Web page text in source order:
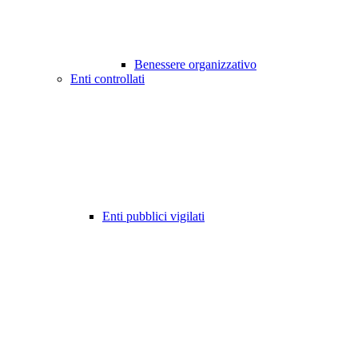
Benessere organizzativo
Enti controllati
Enti pubblici vigilati